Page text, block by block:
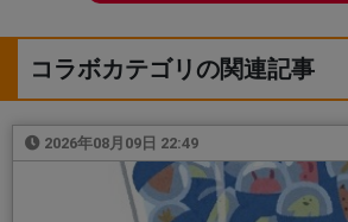
コラボカテゴリの関連記事
2026年08月09日 22:49